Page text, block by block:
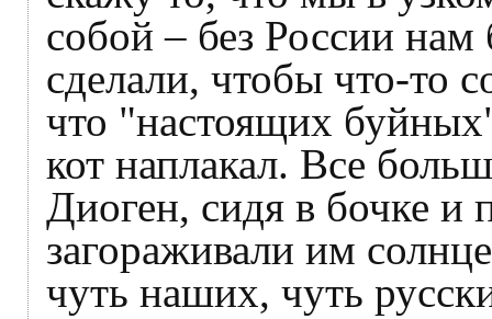
собой – без России
сделали, чтобы что-то
что "настоящих
кот наплакал. Все
Диоген, сидя в бочке
загораживали им
чуть наших, чуть